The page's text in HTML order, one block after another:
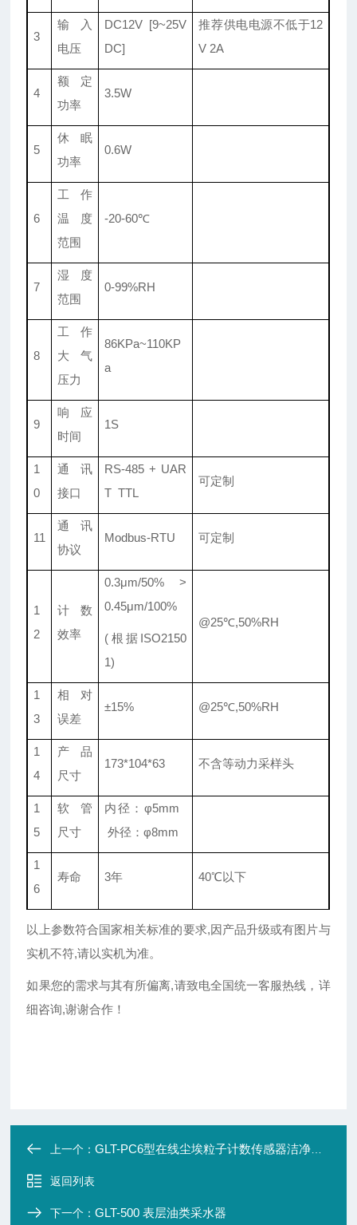
3
输入
电压
DC12V [9~25V
DC]
推荐供电电源不低于12
V 2A
4
额定
功率
3.5W
5
休眠
功率
0.6W
6
工作
温度
范围
-20-60℃
7
湿度
范围
0-99%RH
8
工作
大气
压力
86KPa~110KP
a
9
响应
时间
1S
1
0
通讯
接口
RS-485 + UAR
T TTL
可定制
11
通讯
协议
Modbus-RTU 可定制
1
2
计数
效率
0.3μm/50% >
0.45μm/100%
(根据ISO2150
1)
@25℃,50%RH
1
3
相对
误差
±15% @25℃,50%RH
1
4
产品
尺寸
173*104*63 不含等动力采样头
1
5
软管
尺寸
内径：φ5mm
外径：φ8mm
1
6
寿命 3年 40℃以下
以上参数符合国家相关标准的要求,因产品升级或有图片与
实机不符,请以实机为准。
如果您的需求与其有所偏离,请致电全国统一客服热线，详
细咨询,谢谢合作！
上一个：GLT-PC6型在线尘埃粒子计数传感器洁净空间
返回列表
下一个：GLT-500 表层油类采水器